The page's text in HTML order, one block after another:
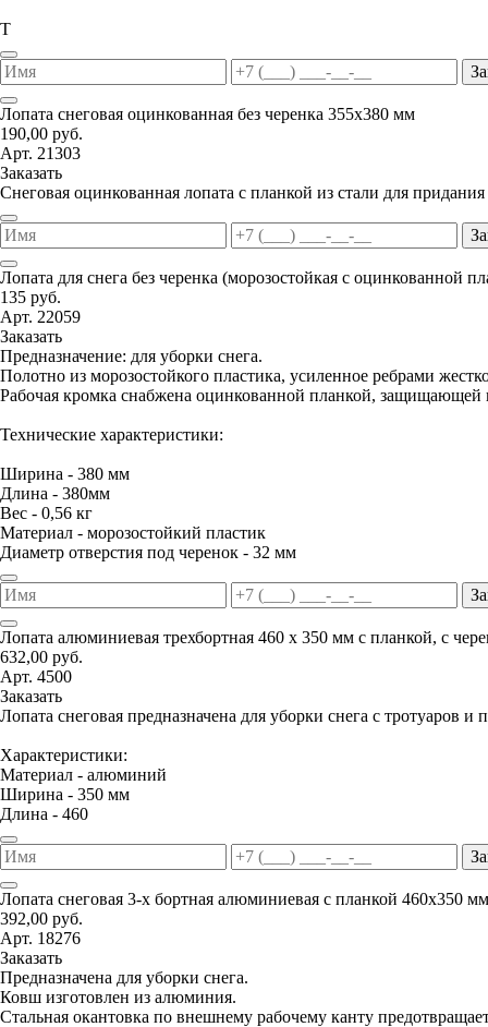
Т
Лопата снеговая оцинкованная без черенка 355х380 мм
190,00 руб.
Арт. 21303
Заказать
Снеговая оцинкованная лопата с планкой из стали для
Лопата для снега без черенка (морозостойкая с оцинкованной
135 руб.
Арт. 22059
Заказать
Предназначение: для уборки снега.
Полотно из морозостойкого пластика, усиленное ребрами
Рабочая кромка снабжена оцинкованной планкой,
Технические характеристики:
Ширина - 380 мм
Длина - 380мм
Вес - 0,56 кг
Материал - морозостойкий пластик
Диаметр отверстия под черенок - 32 мм
Лопата алюминиевая трехбортная 460 х 350 мм с планкой, с
632,00 руб.
Арт. 4500
Заказать
Лопата снеговая предназначена для уборки снега с тротуаров
Характеристики:
Материал - алюминий
Ширина - 350 мм
Длина - 460
Лопата снеговая 3-х бортная алюминиевая с планкой 460х350 мм
392,00 руб.
Арт. 18276
Заказать
Предназначена для уборки снега.
Ковш изготовлен из алюминия.
Стальная окантовка по внешнему рабочему канту